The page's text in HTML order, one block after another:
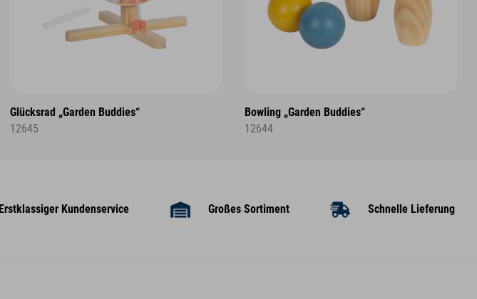
Glücksrad „Garden Buddies“
12645
Bowling „Garden Buddies“
12644
Erstklassiger Kundenservice Großes Sortiment Schnelle Lieferung